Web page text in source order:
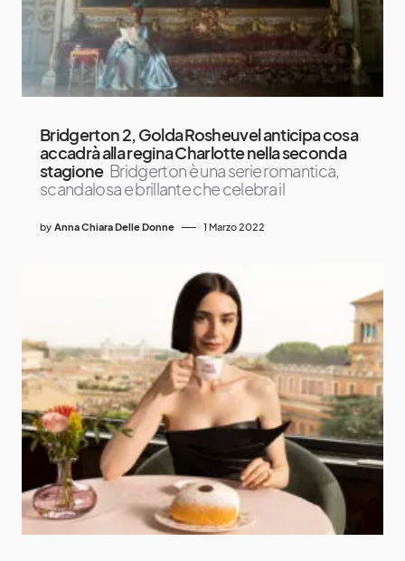
Bridgerton 2, Golda Rosheuvel anticipa cosa
accadrà alla regina Charlotte nella seconda
stagione Bridgerton è una serie romantica,
scandalosa e brillante che celebra il
by Anna Chiara Delle Donne 1 Marzo 2022